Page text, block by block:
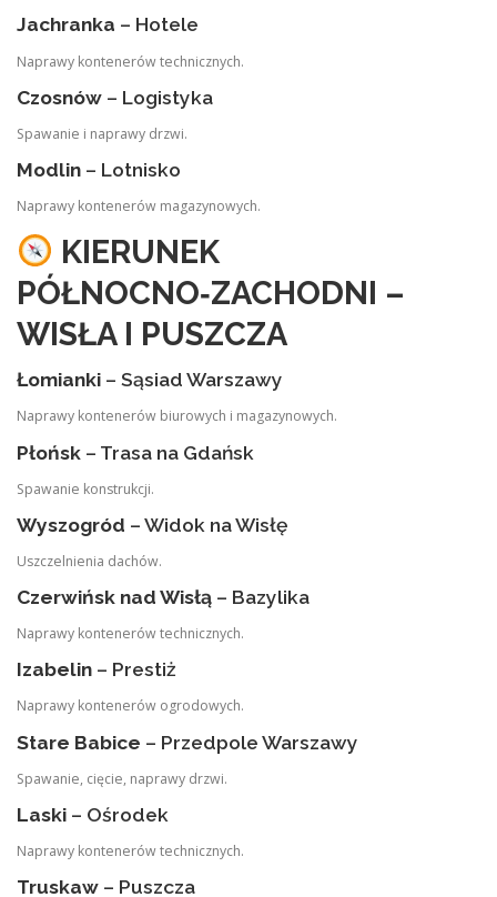
Jachranka – Hotele
Naprawy kontenerów technicznych.
Czosnów – Logistyka
Spawanie i naprawy drzwi.
Modlin – Lotnisko
Naprawy kontenerów magazynowych.
KIERUNEK
PÓŁNOCNO‑ZACHODNI –
WISŁA I PUSZCZA
Łomianki – Sąsiad Warszawy
Naprawy kontenerów biurowych i magazynowych.
Płońsk – Trasa na Gdańsk
Spawanie konstrukcji.
Wyszogród – Widok na Wisłę
Uszczelnienia dachów.
Czerwińsk nad Wisłą – Bazylika
Naprawy kontenerów technicznych.
Izabelin – Prestiż
Naprawy kontenerów ogrodowych.
Stare Babice – Przedpole Warszawy
Spawanie, cięcie, naprawy drzwi.
Laski – Ośrodek
Naprawy kontenerów technicznych.
Truskaw – Puszcza